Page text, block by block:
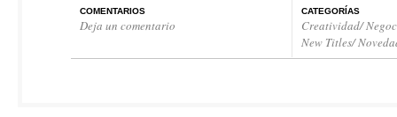
COMENTARIOS
Deja un comentario
CATEGORÍAS
Creatividad/
New Titles/